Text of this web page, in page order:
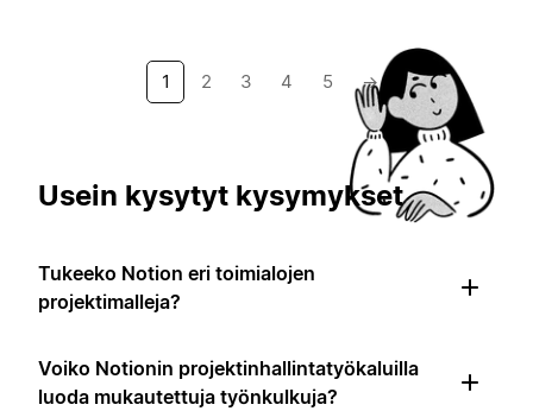
1 2 3 4 5 →
Usein kysytyt kysymykset
Tukeeko Notion eri toimialojen
projektimalleja?
Voiko Notionin projektinhallintatyökaluilla
luoda mukautettuja työnkulkuja?